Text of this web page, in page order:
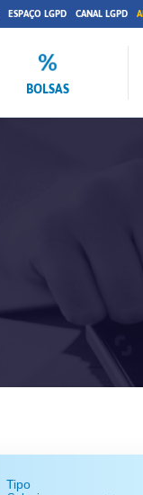
ESPAÇO LGPD CANAL LGPD
BOLSAS
Tipo